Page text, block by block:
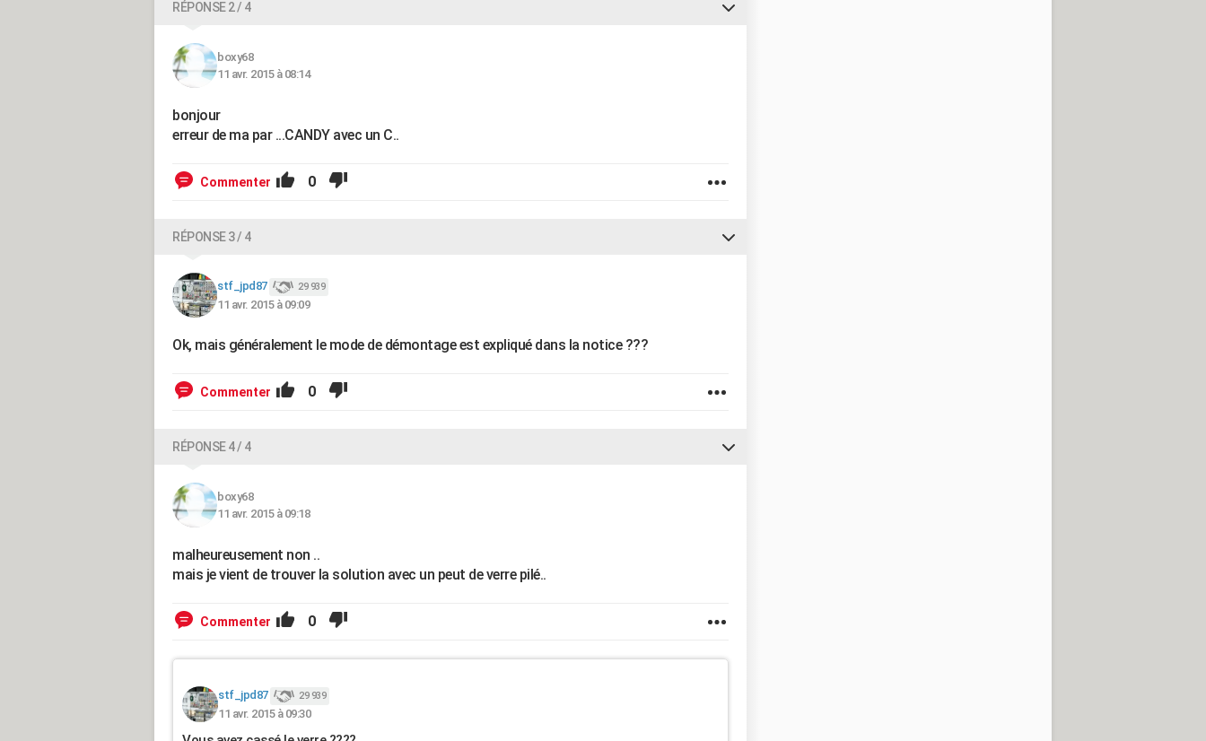
RÉPONSE 2 / 4
boxy68
11 avr. 2015 à 08:14
bonjour
erreur de ma par ...CANDY avec un C..
Commenter 0
RÉPONSE 3 / 4
stf_jpd87 29 939
11 avr. 2015 à 09:09
Ok, mais généralement le mode de démontage est expliqué dans la notice ???
Commenter 0
RÉPONSE 4 / 4
boxy68
11 avr. 2015 à 09:18
malheureusement non ..
mais je vient de trouver la solution avec un peut de verre pilé..
Commenter 0
stf_jpd87 29 939
11 avr. 2015 à 09:30